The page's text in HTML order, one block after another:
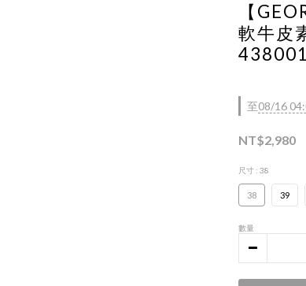
【
軟牛皮
至08/16
NT$2,980
尺寸 : 38
38 39
數量